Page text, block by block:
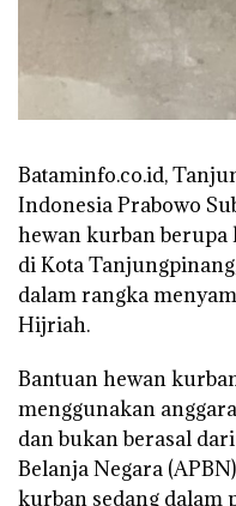
Bataminfo.co.id,
Indonesia Prabowo
hewan kurban berupa
di Kota
dalam rangka
Hijriah.
Bantuan hewan
menggunakan
dan bukan berasal
Belanja Negara
kurban sedang dalam